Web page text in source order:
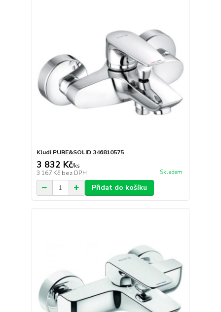
Kludi PURE&SOLID 346810575
3 832 Kč/ks
3 167 Kč bez DPH Skladem
Přidat do košíku